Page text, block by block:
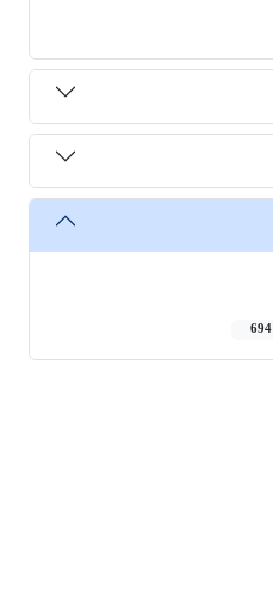
694